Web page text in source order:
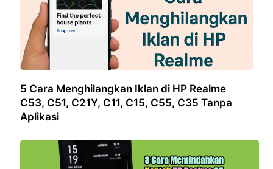
5 Cara Menghilangkan Iklan di HP Realme
C53, C51, C21Y, C11, C15, C55, C35 Tanpa
Aplikasi